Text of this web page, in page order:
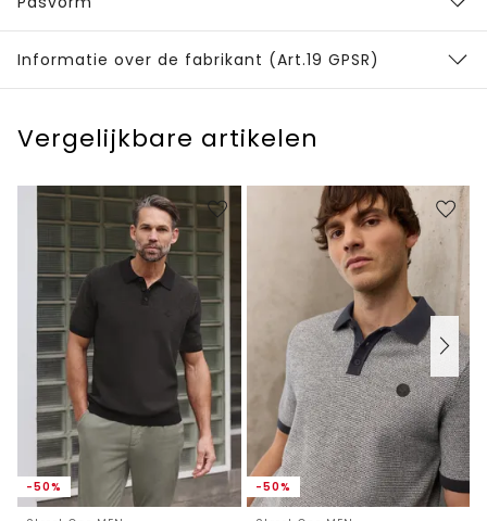
Informatie over de fabrikant (Art.19 GPSR)
Vergelijkbare artikelen
-50% -50%